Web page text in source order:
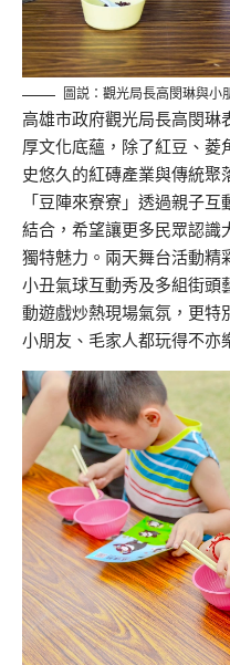
圖説：觀光局長高閔琳與小
高雄市政府觀光局長高閔琳
厚文化底蘊，除了紅豆、菱
史悠久的紅磚產業與傳統聚
「豆陣來寮寮」透過親子
結合，希望讓更多民眾認識
獨特魅力。兩天舞台活動精
小丑氣球互動秀及多組街頭
動遊戲炒熱現場氣氛，更特
小朋友、毛家人都玩得不亦